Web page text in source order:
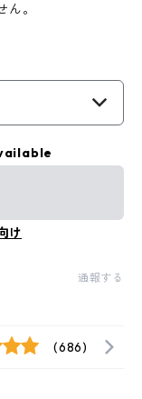
。
け
通報する
(686)